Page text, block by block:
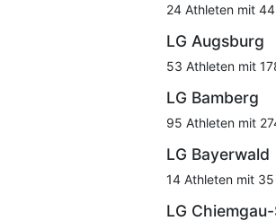
24 Athleten mit
LG Augsburg
53 Athleten mit
LG Bamberg
95 Athleten mit
LG Bayerwald
14 Athleten mit
LG